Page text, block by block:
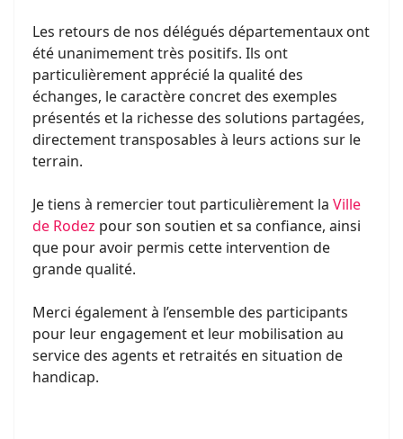
Les retours de nos délégués départementaux ont
été unanimement très positifs. Ils ont
particulièrement apprécié la qualité des
échanges, le caractère concret des exemples
présentés et la richesse des solutions partagées,
directement transposables à leurs actions sur le
terrain.
Je tiens à remercier tout particulièrement la Ville
de Rodez pour son soutien et sa confiance, ainsi
que pour avoir permis cette intervention de
grande qualité.
Merci également à l’ensemble des participants
pour leur engagement et leur mobilisation au
service des agents et retraités en situation de
handicap.